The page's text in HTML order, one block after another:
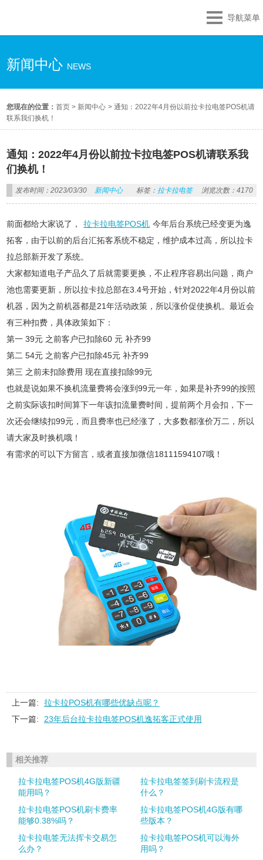
导航菜单
新闻中心 NEWS
您现在的位置：首页 > 新闻中心 >通知：2022年4月份以前拉卡拉电签POS机请
联系我们换机！
通知：2022年4月份以前拉卡拉电签POS机请联系我
们换机！
发布时间：2023/03/30 新闻中心 标签： 拉卡拉电签 浏览次数：4170
前面都给大家说了， 拉卡拉电签POS机 今年后台系统已经变更为逸
拓客，由于以前的后台汇拓客系统不稳定，维护成本过高，所以拉卡
拉总部新开发了系统。
大家都知道电子产品久了后就需要更换，不止程序容易出问题，商户
池也需要更新，所以拉卡拉总部在3.4号开始，针对2022年4月份以前
机器，因为之前机器都是21年活动政策，所以涨价促使换机。最近会
有三种扣费，具体政策如下：
第一 39元 之前客户已扣除60 元 补齐99
第二 54元 之前客户已扣除45元 补齐99
第三 之前未扣除费用 现在直接扣除99元
也就是说如果不换机流量费将会涨到99元一年，如果是补齐99的按照
之前实际该扣时间算下一年该扣流量费时间，提前两个月会扣，下一
次还会继续扣99元，而且费率也已经涨了，大多数都涨价万二，所以
请大家及时换机哦！
有需求的可以下方留言，或者直接加微信18111594107哦！
上一篇:
拉卡拉POS机有哪些优缺点呢？
下一篇:
23年后台拉卡拉电签POS机逸拓客正式使用
相关推荐
拉卡拉电签POS机4G版新疆
能用吗？
拉卡拉电签签到刷卡流程是
什么？
拉卡拉电签POS机刷卡费率
能够0.38%吗？
拉卡拉电签POS机4G版有哪
些版本？
拉卡拉电签无法挥卡交易怎
么办？
拉卡拉电签POS机可以海外
用吗？